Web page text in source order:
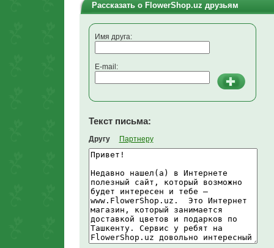
Рассказать о FlowerShop.uz друзьям
Имя друга:
E-mail:
Текст письма:
Другу Партнеру